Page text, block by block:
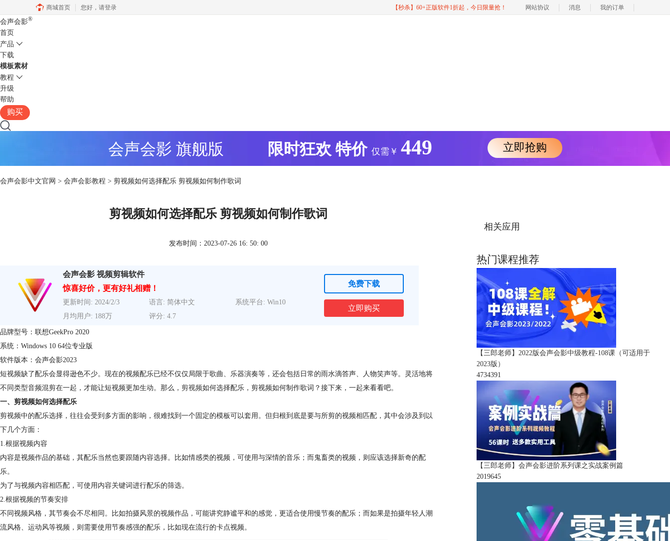
商城首页 您好， 请登录 【秒杀】60+正版软件1折起，今日限量抢！ 网站协议 消息 我的订单
会声会影®
首页
产品
下载
模板素材
教程
升级
帮助
购买
会声会影 旗舰版 限时狂欢 特价 仅需￥ 449 立即抢购
会声会影中文官网 > 会声会影教程 > 剪视频如何选择配乐 剪视频如何制作歌词
剪视频如何选择配乐 剪视频如何制作歌词
发布时间：2023-07-26 16: 50: 00
会声会影 视频剪辑软件
惊喜好价，更有好礼相赠！
更新时间: 2024/2/3 语言: 简体中文
系统平台: Win10
月均用户: 188万
评分: 4.7
免费下载
立即购买
品牌型号：联想GeekPro 2020
系统：Windows 10 64位专业版
软件版本：会声会影2023
短视频缺了配乐会显得逊色不少。现在的视频配乐已经不仅仅局限于歌曲、乐器演奏等，还会包括日常的雨水滴答声、人物笑声等。灵活地将
不同类型音频混剪在一起，才能让短视频更加生动。那么， 剪视频如何选择配乐，剪视频如何制作歌词？接下来，一起来看看吧。
一、剪视频如何选择配乐
剪视频中的配乐选择，往往会受到多方面的影响，很难找到一个固定的模板可以套用。但归根到底是要与所剪的视频相匹配，其中会涉及到以
下几个方面：
1.根据视频内容
内容是视频作品的基础，其配乐当然也要跟随内容选择。比如情感类的视频，可使用与深情的音乐；而鬼畜类的视频，则应该选择新奇的配
乐。
为了与视频内容相匹配，可使用内容关键词进行配乐的筛选。
2.根据视频的节奏安排
不同视频风格，其节奏会不尽相同。比如拍摄风景的视频作品，可能讲究静谧平和的感觉，更适合使用慢节奏的配乐；而如果是拍摄年轻人潮
流风格、运动风等视频，则需要使用节奏感强的配乐，比如现在流行的卡点视频。
相关应用
热门课程推荐
【三郎老师】2022版会声会影中级教程-108课（可适用于
2023版）
4734391
【三郎老师】会声会影进阶系列课之实战案例篇
2019645